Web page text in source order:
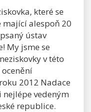
které se
mající alespoň 20
ústav
My jsme se
v této
2012 Nadace
nejlépe vedeným
republice.